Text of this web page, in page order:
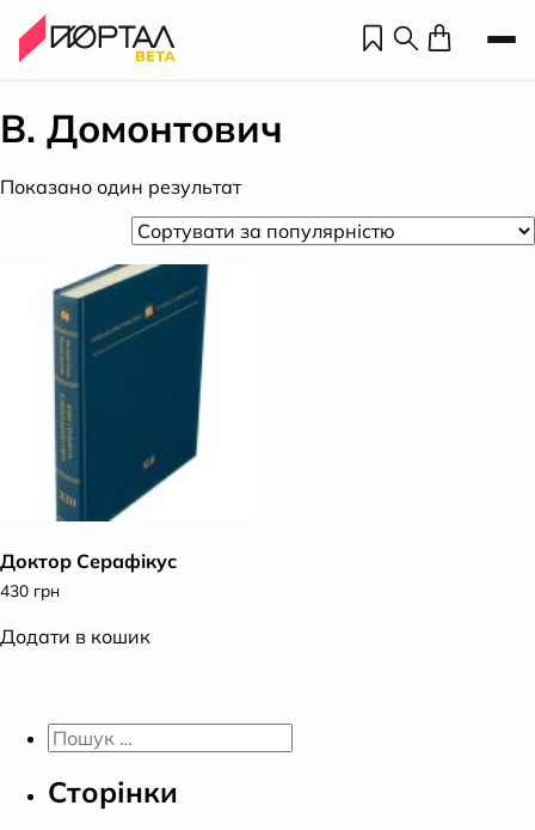
В. Домонтович
Показано один результат
Доктор Серафікус
430 грн
Додати в кошик
Пошук:
Сторінки